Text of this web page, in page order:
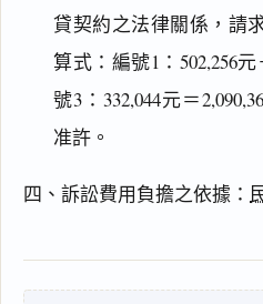
貸契約之法律關係，請
算式：編號1：502,256
號3：332,044元＝
准許。
四、訴訟費用負擔之依據：